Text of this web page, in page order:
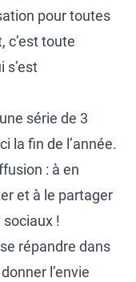
pour toutes
c’est toute
s’est
série de 3
la fin de l’année.
: à en
et à le partager
!
répandre dans
l’envie